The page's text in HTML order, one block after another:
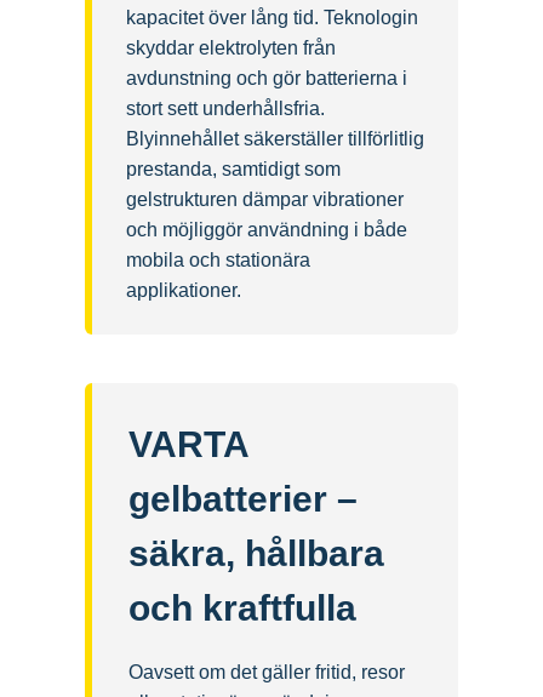
kapacitet över lång tid. Teknologin
skyddar elektrolyten från
avdunstning och gör batterierna i
stort sett underhållsfria.
Blyinnehållet säkerställer tillförlitlig
prestanda, samtidigt som
gelstrukturen dämpar vibrationer
och möjliggör användning i både
mobila och stationära
applikationer.
VARTA
gelbatterier –
säkra, hållbara
och kraftfulla
Oavsett om det gäller fritid, resor